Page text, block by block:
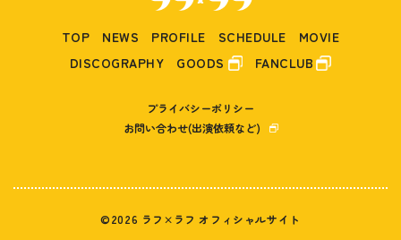
TOP NEWS PROFILE SCHEDULE
MOVIE
DISCOGRAPHY
GOODS FANCLUB
プライバシーポリシー
お問い合わせ(出演依頼など)
©2026 ラフ×ラフ オフィシャルサイト